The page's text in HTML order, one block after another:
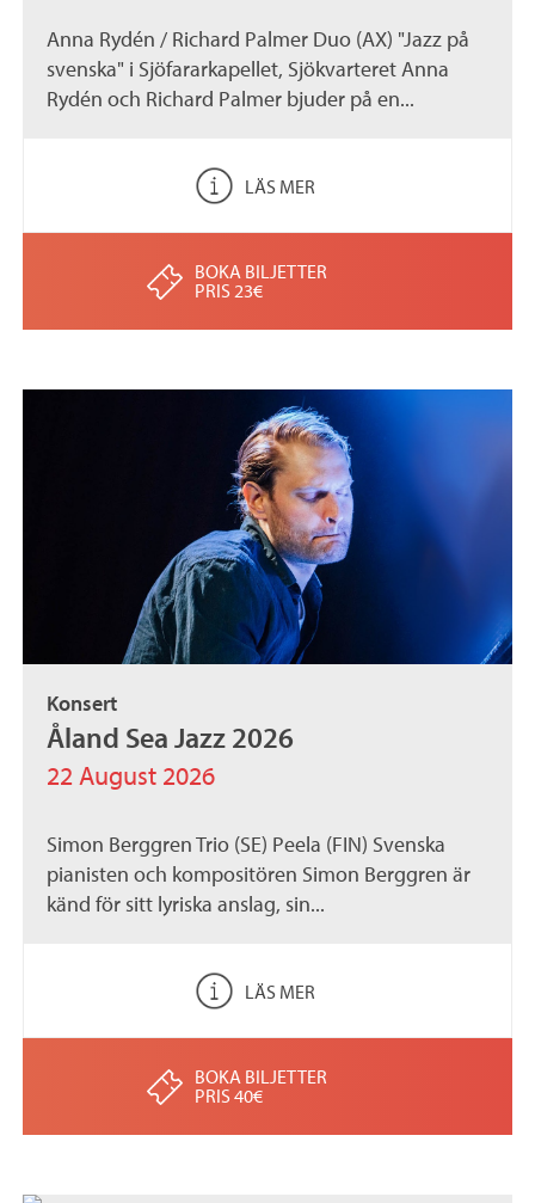
Anna Rydén / Richard Palmer Duo (AX) "Jazz på
svenska" i Sjöfararkapellet, Sjökvarteret Anna
Rydén och Richard Palmer bjuder på en...
LÄS MER
BOKA BILJETTER
PRIS 23€
Konsert
Åland Sea Jazz 2026
22 August 2026
Simon Berggren Trio (SE) Peela (FIN) Svenska
pianisten och kompositören Simon Berggren är
känd för sitt lyriska anslag, sin...
LÄS MER
BOKA BILJETTER
PRIS 40€